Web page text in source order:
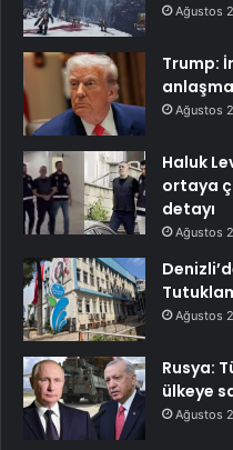
Ağustos
Trump:
Ağustos
Haluk
ortaya
detayı
Ağustos
Ağustos
Rusya:
ülkeye
Ağustos